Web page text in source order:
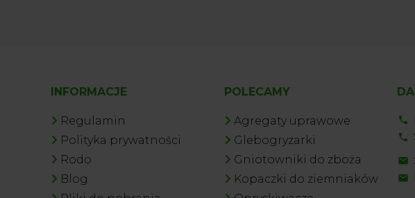
INFORMACJE
Regulamin
Polityka prywatności
Rodo
Blog
POLECAMY
Agregaty uprawowe
Glebogryzarki
Gniotowniki do zboża
Kopaczki do ziemniaków